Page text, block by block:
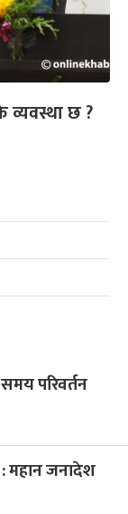
व्यवस्था छ ?
परिवर्तन
महान जनादेश